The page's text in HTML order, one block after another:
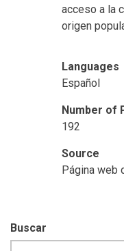
acceso a la
origen
Languages
Español
Number of
192
Source
Página web
Buscar